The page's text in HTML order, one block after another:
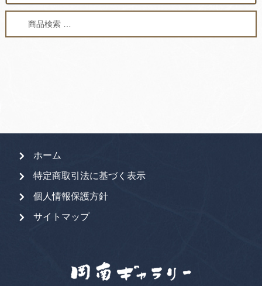
ホーム
特定商取引法に基づく表示
個人情報保護方針
サイトマップ